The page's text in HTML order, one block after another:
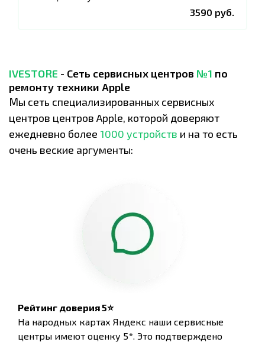
3590 руб.
IVESTORE - Сеть сервисных центров №1 по
ремонту техники Apple
Мы сеть специализированных сервисных
центров центров Apple, которой доверяют
ежедневно более 1000 устройств и на то есть
очень веские аргументы:
Рейтинг доверия 5⭐
На народных картах Яндекс наши сервисные
центры имеют оценку 5*. Это подтверждено